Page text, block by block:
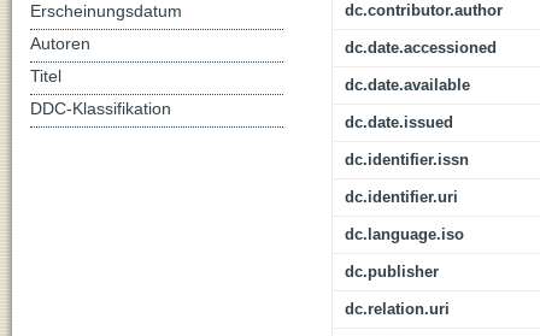
dc.contributor.author
dc.date.accessioned
dc.date.available
dc.date.issued
dc.identifier.issn
dc.identifier.uri
dc.language.iso
dc.publisher
dc.relation.uri
Erscheinungsdatum
Autoren
Titel
DDC-Klassifikation